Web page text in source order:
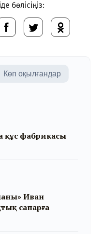
бөлісіңіз:
Көп оқылғандар
құс фабрикасы
Иван
сапарға